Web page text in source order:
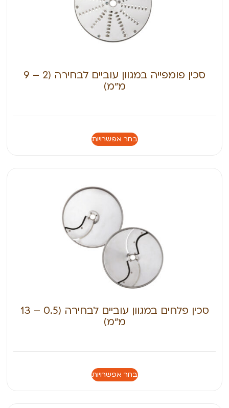
סכין פומפייה במגוון עוביים לבחירה (2 – 9
מ״מ)
בחר אפשרויות
סכין פלחים במגוון עוביים לבחירה (0.5 – 13
מ״מ)
בחר אפשרויות